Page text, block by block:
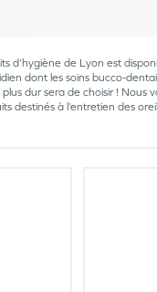
d’hygiène de Lyon est
dont les soins bucco-
dur sera de choisir ! Nous
destinés à l’entretien des